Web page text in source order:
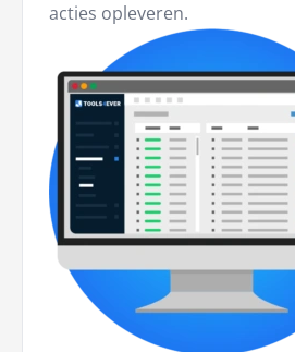
acties opleveren.